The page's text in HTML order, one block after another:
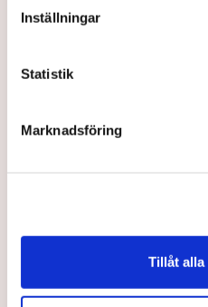
Inställningar
Statistik
Marknadsföring
Tillåt
djurvänligaste
Hotellkedjan Scandic är
ny företagsrapport från
Camilla Bergvall.